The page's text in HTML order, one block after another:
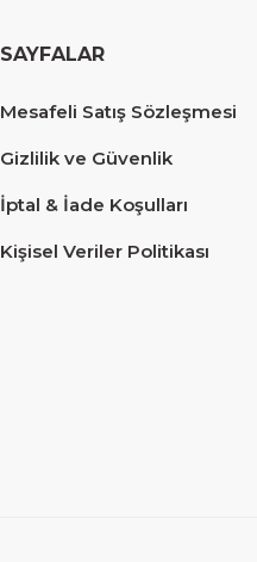
SAYFALAR
Mesafeli Satış Sözleşmesi
Gizlilik ve Güvenlik
İptal & İade Koşulları
Kişisel Veriler Politikası